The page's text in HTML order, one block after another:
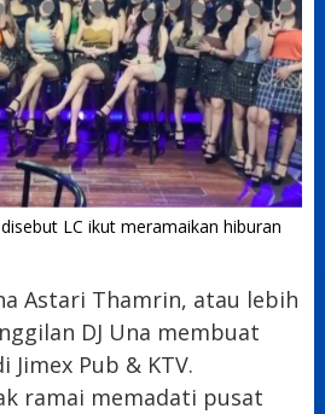
LC ikut meramaikan hiburan
Astari Thamrin, atau lebih
DJ Una membuat
Jimex Pub & KTV.
ramai memadati pusat